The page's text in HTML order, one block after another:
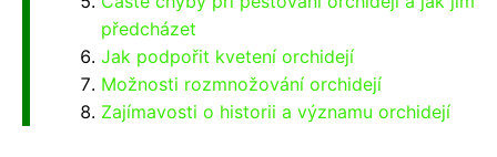
předcházet
Jak podpořit kvetení orchidejí
Možnosti rozmnožování orchidejí
Zajímavosti o historii a významu orchidejí